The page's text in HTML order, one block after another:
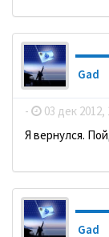
Gad
- 03 дек 2012,
Я вернулся.
Gad